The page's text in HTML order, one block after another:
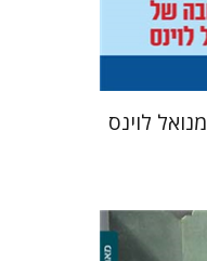
לוינס